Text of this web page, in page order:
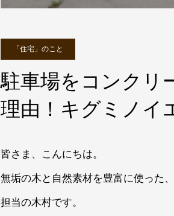
「住宅」のこと
駐車場をコンクリ
理由！キグミノイ
皆さま、こんにちは。
無垢の木と自然素材を豊富に使った
担当の木村です。